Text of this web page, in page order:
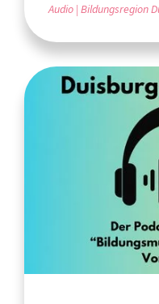
Audio Bildungsregion